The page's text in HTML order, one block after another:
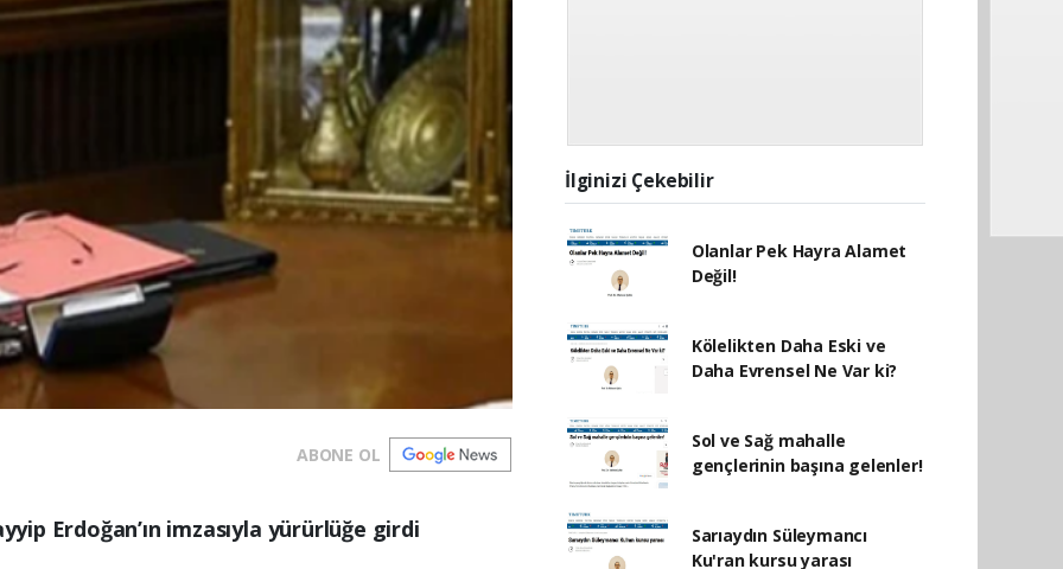
ABONE OL
Erdoğan’ın imzasıyla yürürlüğe girdi
İlginizi Çekebilir
Olanlar Pek Hayra Alamet
Değil!
Kölelikten Daha Eski ve
Daha Evrensel Ne Var ki?
Sol ve Sağ mahalle
gençlerinin başına gelenler!
Sarıaydın Süleymancı
Ku'ran kursu yarası